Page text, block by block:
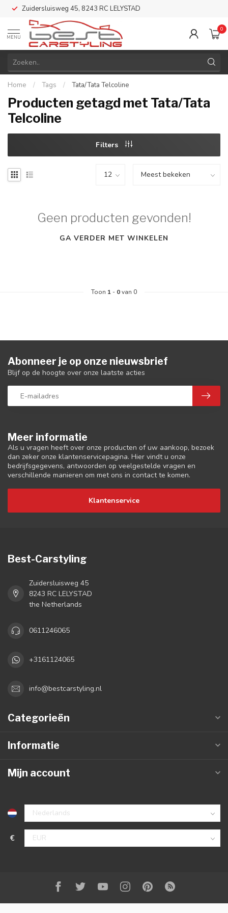
Zuidersluisweg 45, 8243 RC LELYSTAD
MENU
0
Home / Tags / Tata/Tata Telcoline
Producten getagd met Tata/Tata
Telcoline
Filters
Geen producten gevonden!
GA VERDER MET WINKELEN
Toon 1 - 0van 0
Meer informatie
Als u vragen heeft over onze producten of uw aankoop, bezoek
dan zeker onze klantenservicepagina. Hier vindt u onze
bedrijfsgegevens, antwoorden op veelgestelde vragen en
verschillende manieren om met ons in contact te komen.
Klantenservice
Abonneer je op onze nieuwsbrief
Blijf op de hoogte over onze laatste acties
Best-Carstyling
Zuidersluisweg 45
8243 RC LELYSTAD
the Netherlands
0611246065
+3161124065
info@bestcarstyling.nl
Categorieën
Informatie
Mijn account
€